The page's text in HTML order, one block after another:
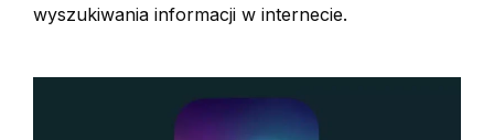
wyszukiwania informacji w internecie.